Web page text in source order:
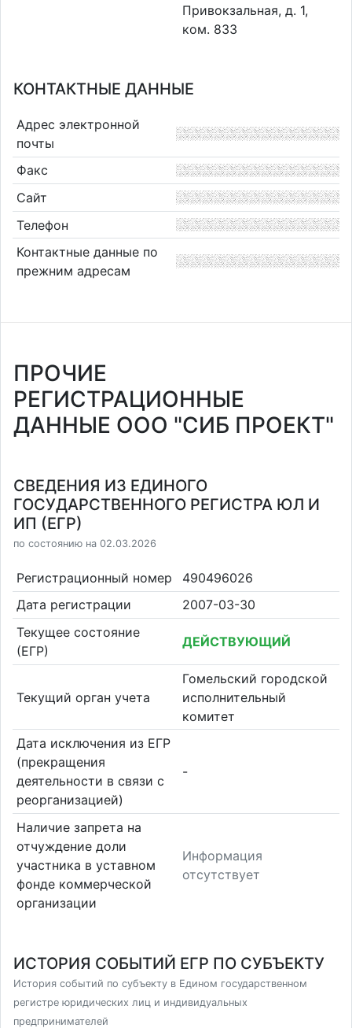
Привокзальная, д. 1,
ком. 833
КОНТАКТНЫЕ ДАННЫЕ
Адрес электронной
почты
Факс
Сайт
Телефон
Контактные данные по
прежним адресам
ПРОЧИЕ
РЕГИСТРАЦИОННЫЕ
ДАННЫЕ ООО "СИБ ПРОЕКТ"
СВЕДЕНИЯ ИЗ ЕДИНОГО
ГОСУДАРСТВЕННОГО РЕГИСТРА ЮЛ И
ИП (ЕГР)
по состоянию на 02.03.2026
Регистрационный номер
490496026
Дата регистрации
2007-03-30
Текущее состояние
(ЕГР)
ДЕЙСТВУЮЩИЙ
Текущий орган учета
Гомельский городской
исполнительный
комитет
Дата исключения из ЕГР
(прекращения
деятельности в связи с
реорганизацией)
-
Наличие запрета на
отчуждение доли
участника в уставном
фонде коммерческой
организации
Информация
отсутствует
ИСТОРИЯ СОБЫТИЙ ЕГР ПО СУБЪЕКТУ
История событий по субъекту в Едином государственном
регистре юридических лиц и индивидуальных
предпринимателей